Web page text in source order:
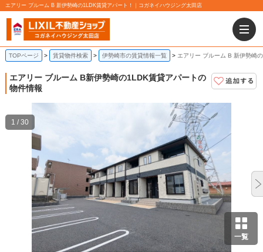
エアリー ブルーム B 新伊勢崎の1LDK賃貸アパート！｜コガネイハウジング太田店
TOPページ 賃貸物件検索 伊勢崎市の賃貸情報一覧 エアリー ブルーム B 新伊勢崎
エアリー ブルーム B新伊勢崎の1LDK賃貸アパートの
物件情報
一覧
1 / 30